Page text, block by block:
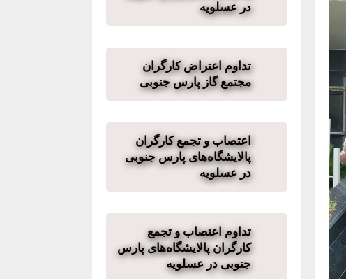
در عسلویه
تداوم اعتراض کارگران
مجتمع گاز پارس جنوبی
اعتصاب و تجمع کارگران
پالایشگاه‌های پارس جنوبی
در عسلویه
تداوم اعتصاب و تجمع
کارگران پالایشگاه‌های پارس
جنوبی در عسلویه